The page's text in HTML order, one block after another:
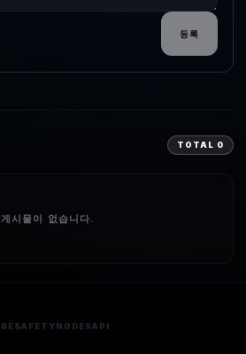
등록
TOTAL 0
게시물이 없습니다.
SAFETYNODESAPI